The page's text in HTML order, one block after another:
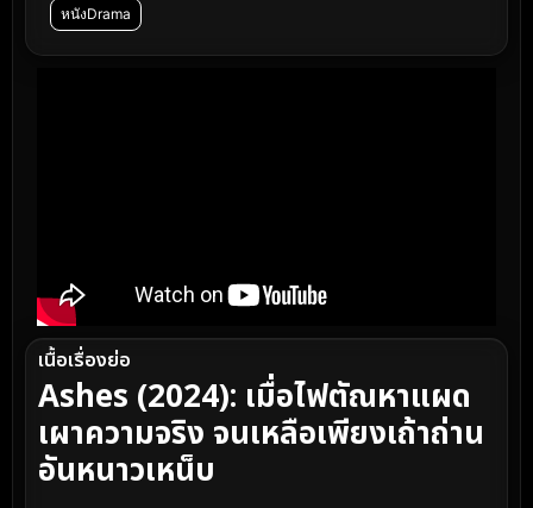
หนังDrama
เนื้อเรื่องย่อ
Ashes (2024): เมื่อไฟตัณหาแผด
เผาความจริง จนเหลือเพียงเถ้าถ่าน
อันหนาวเหน็บ